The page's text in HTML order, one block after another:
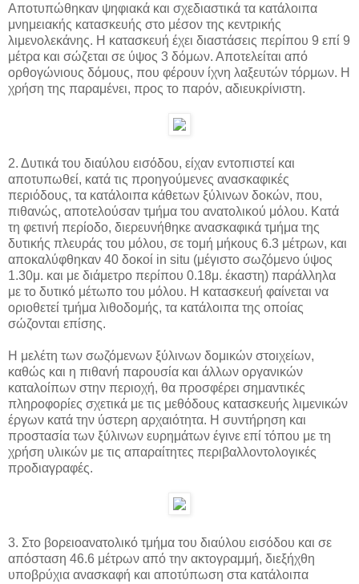
Αποτυπώθηκαν ψηφιακά και σχεδιαστικά τα κατάλοιπα
μνημειακής κατασκευής στο μέσον της κεντρικής
λιμενολεκάνης. Η κατασκευή έχει διαστάσεις περίπου 9 επί 9
μέτρα και σώζεται σε ύψος 3 δόμων. Αποτελείται από
ορθογώνιους δόμους, που φέρουν ίχνη λαξευτών τόρμων. Η
χρήση της παραμένει, προς το παρόν, αδιευκρίνιστη.
2. Δυτικά του διαύλου εισόδου, είχαν εντοπιστεί και
αποτυπωθεί, κατά τις προηγούμενες ανασκαφικές
περιόδους, τα κατάλοιπα κάθετων ξύλινων δοκών, που,
πιθανώς, αποτελούσαν τμήμα του ανατολικού μόλου. Κατά
τη φετινή περίοδο, διερευνήθηκε ανασκαφικά τμήμα της
δυτικής πλευράς του μόλου, σε τομή μήκους 6.3 μέτρων, και
αποκαλύφθηκαν 40 δοκοί in situ (μέγιστο σωζόμενο ύψος
1.30μ. και με διάμετρο περίπου 0.18μ. έκαστη) παράλληλα
με το δυτικό μέτωπο του μόλου. Η κατασκευή φαίνεται να
οριοθετεί τμήμα λιθοδομής, τα κατάλοιπα της οποίας
σώζονται επίσης.
Η μελέτη των σωζόμενων ξύλινων δομικών στοιχείων,
καθώς και η πιθανή παρουσία και άλλων οργανικών
καταλοίπων στην περιοχή, θα προσφέρει σημαντικές
πληροφορίες σχετικά με τις μεθόδους κατασκευής λιμενικών
έργων κατά την ύστερη αρχαιότητα. Η συντήρηση και
προστασία των ξύλινων ευρημάτων έγινε επί τόπου με τη
χρήση υλικών με τις απαραίτητες περιβαλλοντολογικές
προδιαγραφές.
3. Στο βορειοανατολικό τμήμα του διαύλου εισόδου και σε
απόσταση 46.6 μέτρων από την ακτογραμμή, διεξήχθη
υποβρύχια ανασκαφή και αποτύπωση στα κατάλοιπα